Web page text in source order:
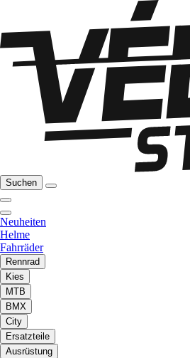
Suchen
Neuheiten
Helme
Fahrräder
Rennrad
Kies
MTB
BMX
City
Ersatzteile
Ausrüstung